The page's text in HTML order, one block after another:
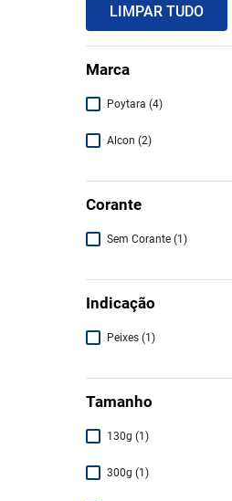
Marca
Poytara (4)
Alcon (2)
Corante
Sem Corante (1 )
Indicação
Peixes (1 )
Tamanho
130g (1 )
300g (1 )
LIMPAR TUDO